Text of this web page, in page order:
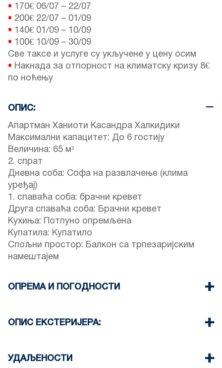
• 170€ 06/07 – 22/07
• 200€ 22/07 – 01/09
• 140€ 01/09 – 10/09
• 100€ 10/09 – 30/09
Све таксе и услуге су укључене у цену осим
• Накнада за отпорност на климатску кризу 8€
по ноћењу
ОПИС:
Апартман Ханиоти Касандра Халкидики
Максимални капацитет: До 6 гостију
Величина: 65 м²
2. спрат
Дневна соба: Софа на развлачење (клима
уређај)
1. спаваћа соба: брачни кревет
Друга спаваћа соба: Брачни кревет
Кухиња: Потпуно опремљена
Купатила: Купатило
Спољни простор: Балкон са трпезаријским
намештајем
ОПРЕМА И ПОГОДНОСТИ
Један клима уређај
Машина за прање веша
Чишћење: једном приликом одјаве или сваких 7
ОПИС ЕКСТЕРИЈЕРА:
Паркинг: Једно наменско место за госте куће.
Паркинг на улици је доступан око објекта, мада
УДАЉЕНОСТИ